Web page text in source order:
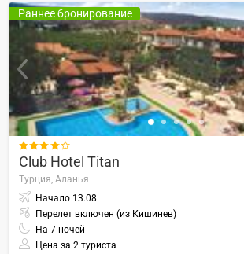
Раннее бронирование

Club Hotel Titan
Турция, Аланья
Начало 13.08
Перелет включен (из Кишинев)
На 7 ночей
Цена за 2 туриста